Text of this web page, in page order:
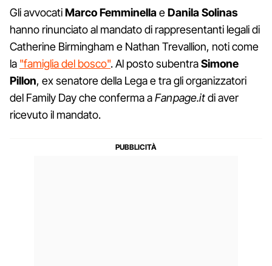
Gli avvocatiMarco FemminellaeDanila Solinas
hanno rinunciato al mandato di rappresentanti legali di
Catherine Birmingham e Nathan Trevallion, noti come
la "famiglia del bosco". Al posto subentraSimone
Pillon, ex senatore della Lega e tra gli organizzatori
del Family Day che conferma aFanpage.itdi aver
ricevuto il mandato.